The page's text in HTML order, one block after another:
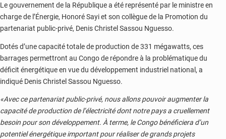
Le gouvernement de la République a été représenté par le ministre en
charge de l’Énergie, Honoré Sayi et son collègue de la Promotion du
partenariat public-privé, Denis Christel Sassou Nguesso.
Dotés d’une capacité totale de production de 331 mégawatts, ces
barrages permettront au Congo de répondre à la problématique du
déficit énergétique en vue du développement industriel national, a
indiqué Denis Christel Sassou Nguesso.
«Avec ce partenariat public-privé, nous allons pouvoir augmenter la
capacité de production de l’électricité dont notre pays a cruellement
besoin pour son développement. À terme, le Congo bénéficiera d’un
potentiel énergétique important pour réaliser de grands projets